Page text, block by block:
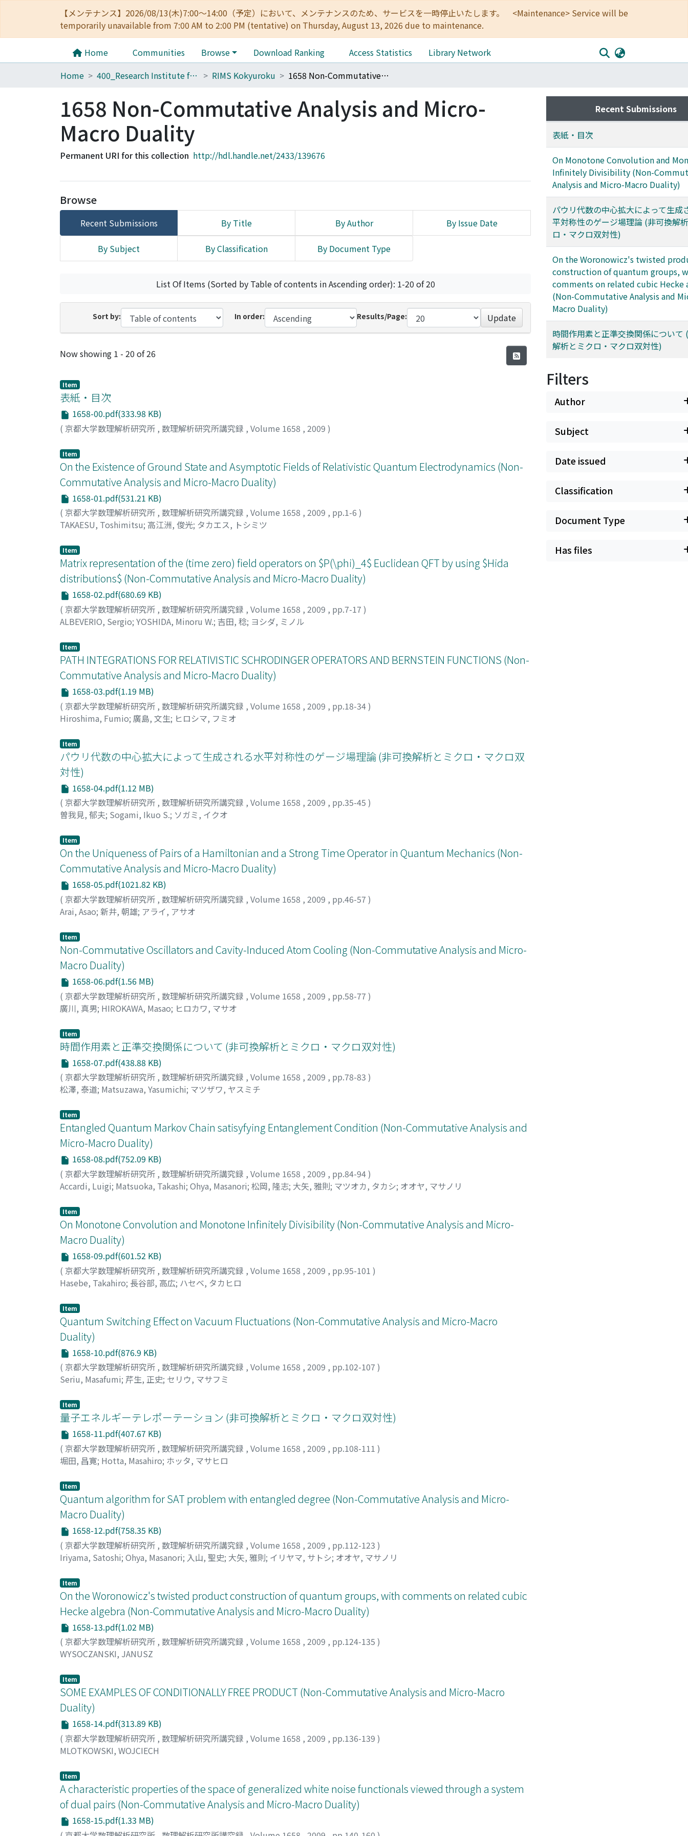
【メンテナンス】2026/08/13(木)7:00～14:00（予定）において、メンテナンスのため、サービスを一時停止いたします。 <Maintenance> Service will be
temporarily unavailable from 7:00 AM to 2:00 PM (tentative) on Thursday, August 13, 2026 due to maintenance.
Home Communities Browse Download Ranking Access Statistics
Library Network
Home
400_Research Institute for Mathematical Sciences RIMS Kokyuroku 1658 Non-Commutative Analysis and Micro-Macro Duality
1658 Non-Commutative Analysis and Micro-
Macro Duality
Permanent URI for this collection http://hdl.handle.net/2433/139676
Browse
Recent Submissions By Title By Author By Issue Date
By Subject By Classification By Document Type
List Of Items (Sorted by Table of contents in Ascending order): 1-20 of 20
Sort by: In order: Results/Page: Update
Recent Submissions
Now showing 1 - 20 of 26
Item
表紙・目次
1658-00.pdf(333.98 KB)
( 京都大学数理解析研究所 , 数理解析研究所講究録 , Volume 1658 , 2009 )
Item
On the Existence of Ground State and Asymptotic Fields of Relativistic Quantum Electrodynamics (Non-
Commutative Analysis and Micro-Macro Duality)
1658-01.pdf(531.21 KB)
( 京都大学数理解析研究所 , 数理解析研究所講究録 , Volume 1658 , 2009 , pp.1-6 )
TAKAESU, Toshimitsu; 高江洲, 俊光; タカエス, トシミツ
Item
Matrix representation of the (time zero) field operators on $P(\phi)_4$ Euclidean QFT by using $Hida
distributions$ (Non-Commutative Analysis and Micro-Macro Duality)
1658-02.pdf(680.69 KB)
( 京都大学数理解析研究所 , 数理解析研究所講究録 , Volume 1658 , 2009 , pp.7-17 )
ALBEVERIO, Sergio; YOSHIDA, Minoru W.; 吉田, 稔; ヨシダ, ミノル
Item
PATH INTEGRATIONS FOR RELATIVISTIC SCHRODINGER OPERATORS AND BERNSTEIN FUNCTIONS (Non-
Commutative Analysis and Micro-Macro Duality)
1658-03.pdf(1.19 MB)
( 京都大学数理解析研究所 , 数理解析研究所講究録 , Volume 1658 , 2009 , pp.18-34)
Hiroshima, Fumio; 廣島, 文生; ヒロシマ, フミオ
Item
パウリ代数の中心拡大によって生成される水平対称性のゲージ場理論 (非可換解析とミクロ・マクロ双
対性)
1658-04.pdf(1.12 MB)
( 京都大学数理解析研究所 , 数理解析研究所講究録 , Volume 1658 , 2009 , pp.35-45 )
曽我見, 郁夫; Sogami, Ikuo S.; ソガミ, イクオ
Item
On the Uniqueness of Pairs of a Hamiltonian and a Strong Time Operator in Quantum Mechanics (Non-
Commutative Analysis and Micro-Macro Duality)
1658-05.pdf(1021.82 KB)
( 京都大学数理解析研究所 , 数理解析研究所講究録 , Volume 1658 , 2009 , pp.46-57 )
Arai, Asao; 新井, 朝雄; アライ, アサオ
Item
Non-Commutative Oscillators and Cavity-Induced Atom Cooling (Non-Commutative Analysis and Micro-
Macro Duality)
1658-06.pdf(1.56 MB)
( 京都大学数理解析研究所 , 数理解析研究所講究録 , Volume 1658 , 2009 , pp.58-77 )
廣川, 真男; HIROKAWA, Masao; ヒロカワ, マサオ
Item
時間作用素と正準交換関係について (非可換解析とミクロ・マクロ双対性)
1658-07.pdf(438.88 KB)
( 京都大学数理解析研究所 , 数理解析研究所講究録 , Volume 1658 , 2009 , pp.78-83 )
松澤, 泰道; Matsuzawa, Yasumichi; マツザワ, ヤスミチ
Item
Entangled Quantum Markov Chain satisyfying Entanglement Condition (Non-Commutative Analysis and
Micro-Macro Duality)
1658-08.pdf(752.09 KB)
( 京都大学数理解析研究所 , 数理解析研究所講究録 , Volume 1658 , 2009 , pp.84-94)
Accardi, Luigi; Matsuoka, Takashi; Ohya, Masanori; 松岡, 隆志; 大矢, 雅則; マツオカ, タカシ; オオヤ, マサノリ
Item
On Monotone Convolution and Monotone Infinitely Divisibility (Non-Commutative Analysis and Micro-
Macro Duality)
1658-09.pdf(601.52 KB)
( 京都大学数理解析研究所 , 数理解析研究所講究録 , Volume 1658 , 2009 , pp.95-101 )
Hasebe, Takahiro; 長谷部, 高広; ハセベ, タカヒロ
Item
Quantum Switching Effect on Vacuum Fluctuations (Non-Commutative Analysis and Micro-Macro
Duality)
1658-10.pdf(876.9 KB)
( 京都大学数理解析研究所 , 数理解析研究所講究録 , Volume 1658 , 2009 , pp.102-107 )
Seriu, Masafumi; 芹生, 正史; セリウ, マサフミ
Item
量子エネルギーテレポーテーション (非可換解析とミクロ・マクロ双対性)
1658-11.pdf(407.67 KB)
( 京都大学数理解析研究所 , 数理解析研究所講究録 , Volume 1658 , 2009 , pp.108-111 )
堀田, 昌寛; Hotta, Masahiro; ホッタ, マサヒロ
Item
Quantum algorithm for SAT problem with entangled degree (Non-Commutative Analysis and Micro-
Macro Duality)
1658-12.pdf(758.35 KB)
( 京都大学数理解析研究所 , 数理解析研究所講究録 , Volume 1658 , 2009 , pp.112-123 )
Iriyama, Satoshi; Ohya, Masanori; 入山, 聖史; 大矢, 雅則; イリヤマ, サトシ; オオヤ, マサノリ
Item
On the Woronowicz's twisted product construction of quantum groups, with comments on related cubic
Hecke algebra (Non-Commutative Analysis and Micro-Macro Duality)
1658-13.pdf(1.02 MB)
( 京都大学数理解析研究所 , 数理解析研究所講究録 , Volume 1658 , 2009 , pp.124-135 )
WYSOCZANSKI, JANUSZ
Item
SOME EXAMPLES OF CONDITIONALLY FREE PRODUCT (Non-Commutative Analysis and Micro-Macro
Duality)
1658-14.pdf(313.89 KB)
( 京都大学数理解析研究所 , 数理解析研究所講究録 , Volume 1658 , 2009 , pp.136-139 )
MLOTKOWSKI, WOJCIECH
Item
A characteristic properties of the space of generalized white noise functionals viewed through a system
of dual pairs (Non-Commutative Analysis and Micro-Macro Duality)
1658-15.pdf(1.33 MB)
Recent Submissions
表紙・目次
On Monotone Convolution and
Infinitely Divisibility (Non-
Analysis and Micro-Macro Duality)
パウリ代数の中心拡大によって生成
平対称性のゲージ場理論 (非可換解
ロ・マクロ双対性)
On the Woronowicz's twisted
construction of quantum groups,
comments on related cubic Hecke
(Non-Commutative Analysis and
Macro Duality)
時間作用素と正準交換関係について
解析とミクロ・マクロ双対性)
Filters
Author
Subject
Date issued
Classification
Document Type
Has files